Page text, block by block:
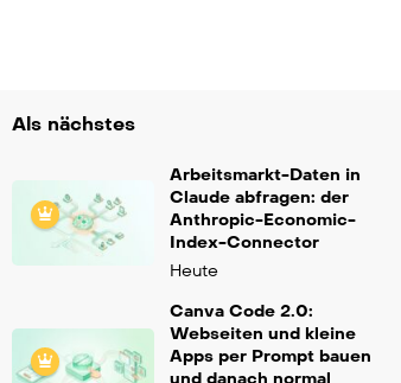
Als nächstes
Arbeitsmarkt-Daten in
Claude abfragen: der
Anthropic-Economic-
Index-Connector
Heute
Canva Code 2.0:
Webseiten und kleine
Apps per Prompt bauen
und danach normal